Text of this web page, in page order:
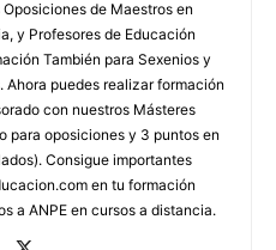
de Maestros en
y Profesores de Educación
También para Sexenios y
Ahora puedes realizar formación
con nuestros Másteres
para oposiciones y 3 puntos en
Consigue importantes
en tu formación
a ANPE en cursos a distancia.